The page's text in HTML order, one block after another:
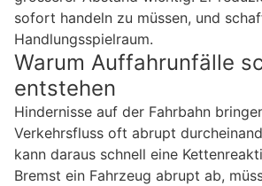
sofort handeln zu müssen, und
Handlungsspielraum.
Warum Auffahrunfälle
entstehen
Hindernisse auf der Fahrbahn
Verkehrsfluss oft abrupt
kann daraus schnell eine
Bremst ein Fahrzeug abrupt ab,